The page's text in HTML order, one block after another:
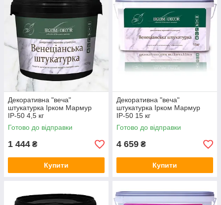
Декоративна "веча"
штукатурка Ірком Мармур
ІР-50 4,5 кг
Готово до відправки
1 444 ₴
Купити
Декоративна "веча"
штукатурка Ірком Мармур
ІР-50 15 кг
Готово до відправки
4 659 ₴
Купити